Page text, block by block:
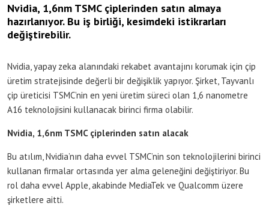
Nvidia, 1,6nm TSMC çiplerinden satın almaya
hazırlanıyor. Bu iş birliği, kesimdeki istikrarları
değiştirebilir.
Nvidia, yapay zeka alanındaki rekabet avantajını korumak için çip
üretim stratejisinde değerli bir değişiklik yapıyor. Şirket, Tayvanlı
çip üreticisi TSMC’nin en yeni üretim süreci olan 1,6 nanometre
A16 teknolojisini kullanacak birinci firma olabilir.
Nvidia, 1,6nm TSMC çiplerinden satın alacak
Bu atılım, Nvidia’nın daha evvel TSMC’nin son teknolojilerini birinci
kullanan firmalar ortasında yer alma geleneğini değiştiriyor. Bu
rol daha evvel Apple, akabinde MediaTek ve Qualcomm üzere
şirketlere aitti.